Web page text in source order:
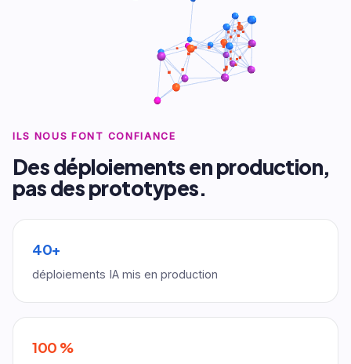
ILS NOUS FONT CONFIANCE
Des déploiements en production,
pas des prototypes.
40+
déploiements IA mis en production
100 %